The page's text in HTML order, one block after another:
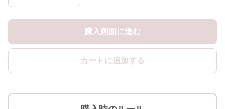
購入画面に進む
カートに追加する